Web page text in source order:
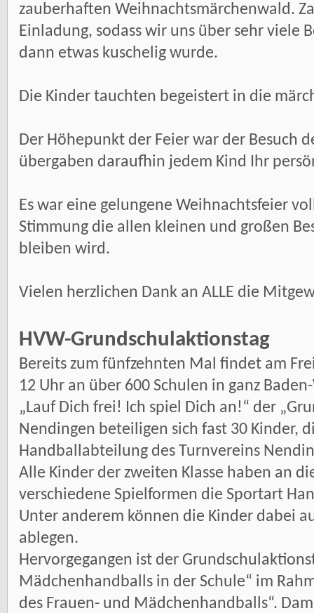
zauberhaften Weihnachtsmärchenwald.
Einladung, sodass wir uns über sehr viele
dann etwas kuschelig wurde.
Die Kinder tauchten begeistert in die
Der Höhepunkt der Feier war der Besuch
übergaben daraufhin jedem Kind Ihr
Es war eine gelungene Weihnachtsfeier
Stimmung die allen kleinen und großen
bleiben wird.
Vielen herzlichen Dank an ALLE die
HVW-Grundschulaktionstag
Bereits zum fünfzehnten Mal findet am
12 Uhr an über 600 Schulen in ganz
„Lauf Dich frei! Ich spiel Dich an!“ der
Nendingen beteiligen sich fast 30 Kinder,
Handballabteilung des Turnvereins
Alle Kinder der zweiten Klasse haben an
verschiedene Spielformen die Sportart
Unter anderem können die Kinder dabei
ablegen.
Hervorgegangen ist der
Mädchenhandballs in der Schule“ im
des Frauen- und Mädchenhandballs“.